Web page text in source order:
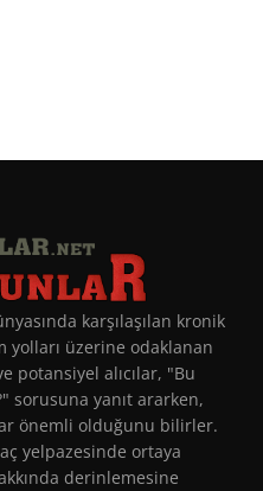
karşılaşılan kronik
yolları üzerine odaklanan
potansiyel alıcılar, "Bu
sorusuna yanıt ararken,
önemli olduğunu bilirler.
yelpazesinde ortaya
derinlemesine